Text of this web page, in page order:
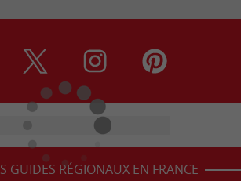
GUIDES RÉGIONAUX EN FRANCE